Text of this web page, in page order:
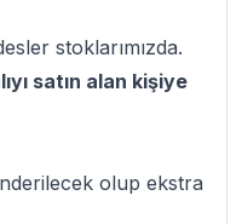
stoklarımızda.
satın alan kişiye
olup ekstra